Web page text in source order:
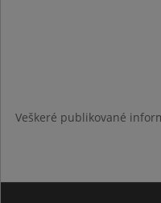
Veškeré publikované